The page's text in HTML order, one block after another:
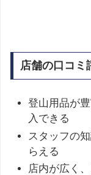
店舗の口コミ
登山用品が
入できる
スタッフの
らえる
店内が広く